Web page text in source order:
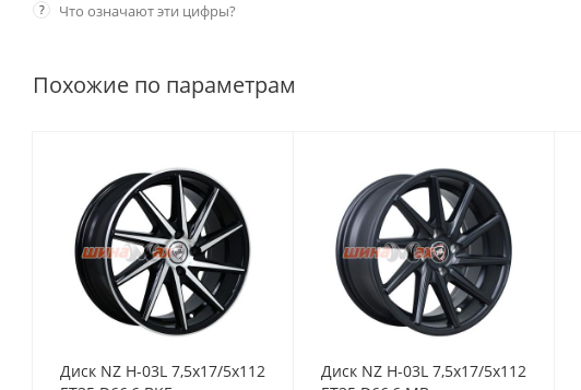
? Что означают эти цифры?
Похожие по параметрам
Диск NZ H-03L 7,5x17/5x112
Диск NZ H-03L 7,5x17/5x112